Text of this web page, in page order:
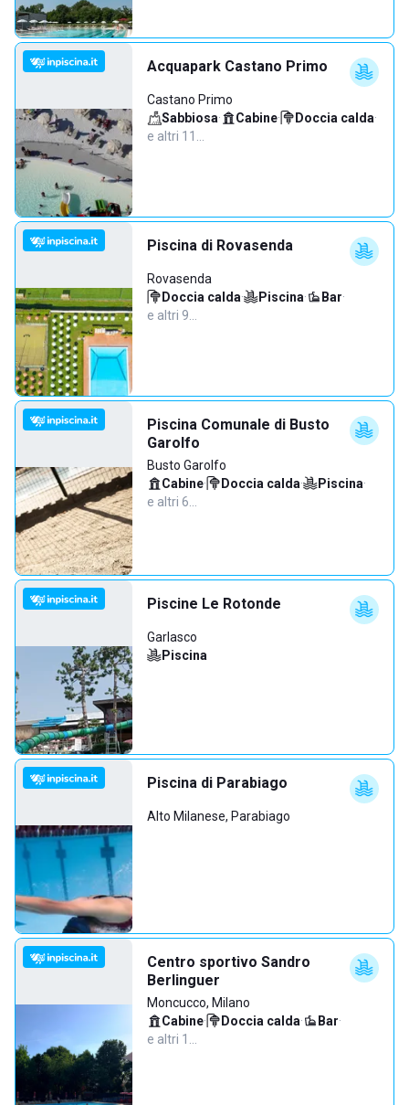
Acquapark Castano Primo
Castano Primo
Sabbiosa· Cabine· Doccia calda·
e altri 11…
Piscina di Rovasenda
Rovasenda
Doccia calda· Piscina· Bar·
e altri 9…
Piscina Comunale di Busto
Garolfo
Busto Garolfo
Cabine· Doccia calda· Piscina·
e altri 6…
Piscine Le Rotonde
Garlasco
Piscina
Piscina di Parabiago
Alto Milanese, Parabiago
Centro sportivo Sandro
Berlinguer
Moncucco, Milano
Cabine· Doccia calda· Bar·
e altri 1…